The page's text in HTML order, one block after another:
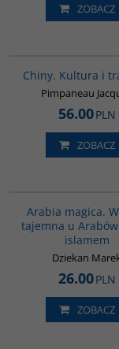
ZOBACZ
Chiny. Kultura i
Pimpaneau
56.00PLN
ZOBACZ
Arabia magica.
tajemna u
islamem
Dziekan
26.00PLN
ZOBACZ